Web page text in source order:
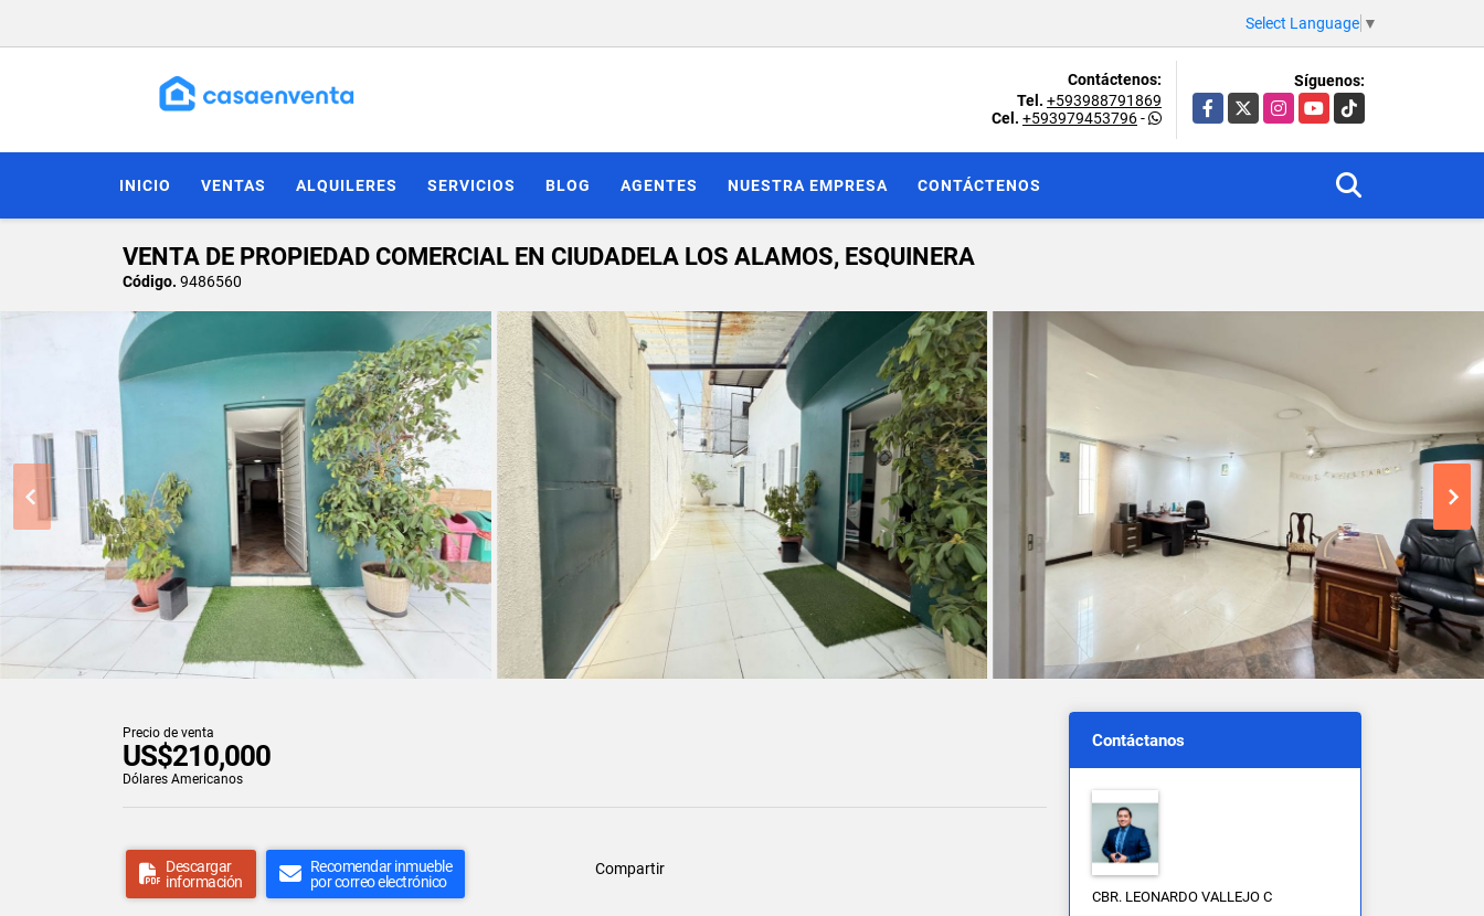
Select Language ▼
Contáctenos:
Tel. +593988791869
Cel. +593979453796-
Síguenos:
Facebook
X InstagramYouTubeTikTok
INICIO VENTAS ALQUILERES SERVICIOS BLOG AGENTES NUESTRA EMPRESA CONTÁCTENOS
VENTA DE PROPIEDAD COMERCIAL EN CIUDADELA LOS ALAMOS, ESQUINERA
Código. 9486560
Precio de venta
US$210,000
Dólares Americanos
Descargar
información
Recomendar inmueble
por correo electrónico
Compartir
Contáctanos
CBR. LEONARDO VALLEJO C